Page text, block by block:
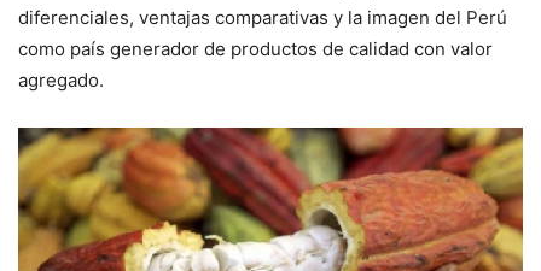
diferenciales, ventajas comparativas y la imagen del Perú
como país generador de productos de calidad con valor
agregado.